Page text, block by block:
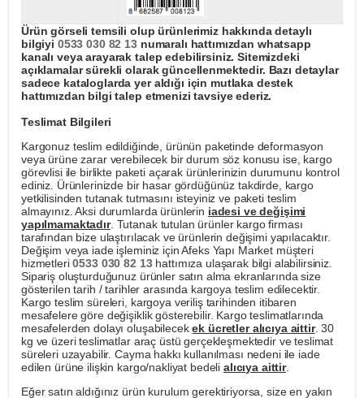
Ürün görseli temsili olup ürünlerimiz hakkında detaylı
bilgiyi 0533 030 82 13numaralı hattımızdan whatsapp
kanalı veya arayarak talep edebilirsiniz. Sitemizdeki
açıklamalar sürekli olarak güncellenmektedir. Bazı detaylar
sadece kataloglarda yer aldığı için mutlaka destek
hattımızdan bilgi talep etmenizi tavsiye ederiz.
Teslimat Bilgileri
Kargonuz teslim edildiğinde, ürünün paketinde deformasyon
veya ürüne zarar verebilecek bir durum söz konusu ise, kargo
görevlisi ile birlikte paketi açarak ürünlerinizin durumunu kontrol
ediniz. Ürünlerinizde bir hasar gördüğünüz takdirde, kargo
yetkilisinden tutanak tutmasını isteyiniz ve paketi teslim
almayınız. Aksi durumlarda ürünlerin iadesi ve değişimi
yapılmamaktadır. Tutanak tutulan ürünler kargo firması
tarafından bize ulaştırılacak ve ürünlerin değişimi yapılacaktır.
Değişim veya iade işleminiz için Afeks Yapı Market müşteri
hizmetleri0533 030 82 13hattımıza ulaşarak bilgi alabilirsiniz.
Sipariş oluşturduğunuz ürünler satın alma ekranlarında size
gösterilen tarih / tarihler arasında kargoya teslim edilecektir.
Kargo teslim süreleri, kargoya veriliş tarihinden itibaren
mesafelere göre değişiklik gösterebilir. Kargo teslimatlarında
mesafelerden dolayı oluşabilecekek ücretler alıcıya aittir. 30
kg ve üzeri teslimatlar araç üstü gerçekleşmektedir ve teslimat
süreleri uzayabilir. Cayma hakkı kullanılması nedeni ile iade
edilen ürüne ilişkin kargo/nakliyat bedeli alıcıya aittir.
Eğer satın aldığınız ürün kurulum gerektiriyorsa, size en yakın